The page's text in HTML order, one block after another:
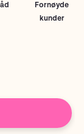
Fornøyde
kunder